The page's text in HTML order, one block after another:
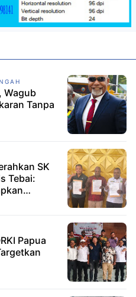
Wagub
Tanpa
SK
Tebai:
2029
Papua